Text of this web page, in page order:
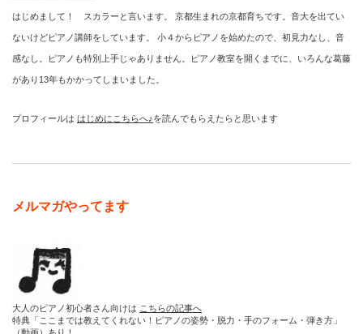
はじめまして！ スカラーと言います。 京都生まれの京都育ちです。音大を出てい
ないけどピアノ講師をしています。 小４からピアノを始めたので、初見力なし、音
感なし。ピアノも特別上手じゃありません。ピアノ教室を開くまでに、いろんな葛藤
があり13年もかかってしまいました。
プロフィールは はじめにこちらへ♪を読んでもらえたらと思います
メルマガやってます
大人のピアノ初心者さん向けは こちらの記事へ
特典「ここまでは教えてくれない！ピアノの姿勢・脱力・手のフォーム・弾き方」